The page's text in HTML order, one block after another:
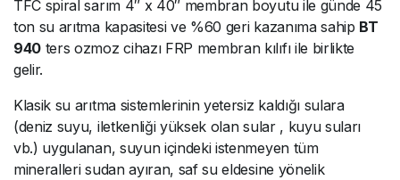
TFC spiral sarım 4″ x 40″ membran boyutu ile günde 45
ton su arıtma kapasitesi ve %60 geri kazanıma sahip BT
940 ters ozmoz cihazı FRP membran kılıfı ile birlikte
gelir.
Klasik su arıtma sistemlerinin yetersiz kaldığı sulara
(deniz suyu, iletkenliği yüksek olan sular , kuyu suları
vb.) uygulanan, suyun içindeki istenmeyen tüm
mineralleri sudan ayıran, saf su eldesine yönelik